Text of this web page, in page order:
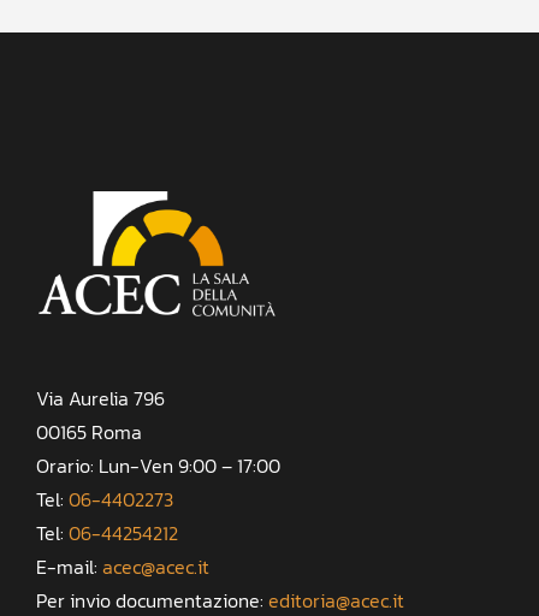
Via Aurelia 796
00165 Roma
Orario: Lun-Ven 9:00 – 17:00
Tel: 06-4402273
Tel: 06-44254212
E-mail: acec@acec.it
Per invio documentazione: editoria@acec.it